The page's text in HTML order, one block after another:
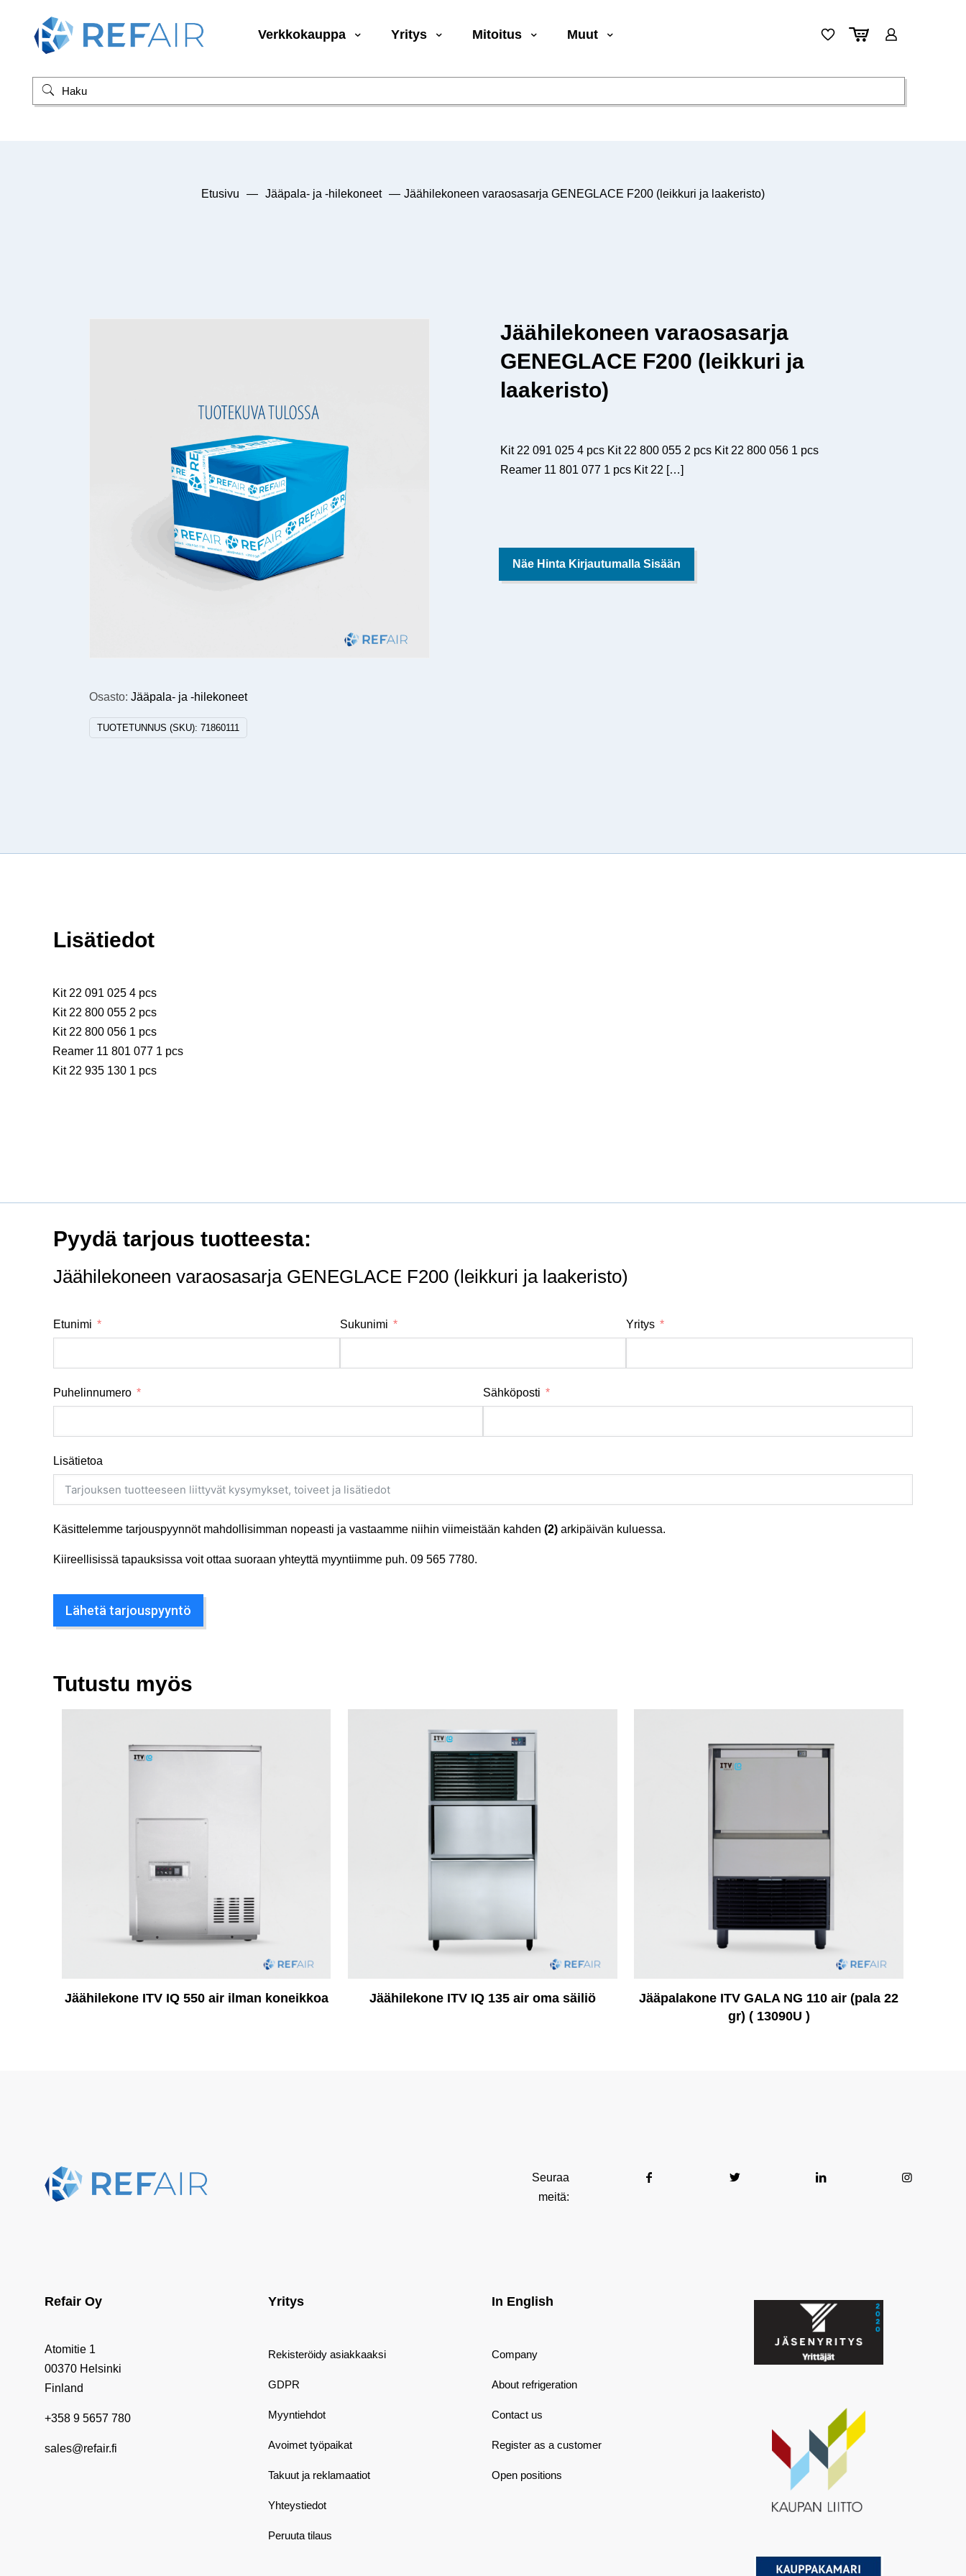
Verkkokauppa Yritys Mitoitus Muut
Etusivu — Jääpala- ja -hilekoneet — Jäähilekoneen varaosasarja GENEGLACE F200 (leikkuri ja laakeristo)
Osasto:Jääpala- ja -hilekoneet
TUOTETUNNUS (SKU):71860111
Jäähilekoneen varaosasarja
GENEGLACE F200 (leikkuri ja
laakeristo)
Kit 22 091 025 4 pcs Kit 22 800 055 2 pcs Kit 22 800 056 1 pcs
Reamer 11 801 077 1 pcs Kit 22 […]
Näe Hinta Kirjautumalla Sisään
Lisätiedot
Kit 22 091 025 4 pcs
Kit 22 800 055 2 pcs
Kit 22 800 056 1 pcs
Reamer 11 801 077 1 pcs
Kit 22 935 130 1 pcs
Pyydä tarjous tuotteesta:
Jäähilekoneen varaosasarja GENEGLACE F200 (leikkuri ja laakeristo)
Etunimi Sukunimi Yritys
Puhelinnumero Sähköposti
Lisätietoa
Käsittelemme tarjouspyynnöt mahdollisimman nopeasti ja vastaamme niihin viimeistään kahden (2) arkipäivän kuluessa.
Kiireellisissä tapauksissa voit ottaa suoraan yhteyttä myyntiimme puh. 09 565 7780.
Lähetä tarjouspyyntö
Tutustu myös
Jäähilekone ITV IQ 550 air ilman koneikkoa Jäähilekone ITV IQ 135 air oma säiliö
Jääpalakone ITV GALA NG 110 air (pala 22
gr) ( 13090U )
Seuraa
meitä:
Refair Oy
Atomitie 1
00370 Helsinki
Finland
+358 9 5657 780
sales@refair.fi
Yritys
Rekisteröidy asiakkaaksi
GDPR
Myyntiehdot
Avoimet työpaikat
Takuut ja reklamaatiot
Yhteystiedot
Peruuta tilaus
In English
Company
About refrigeration
Contact us
Register as a customer
Open positions